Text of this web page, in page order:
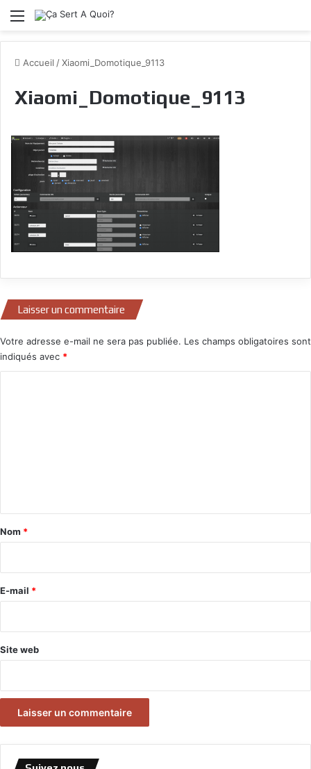
Menu
Accueil /Xiaomi_Domotique_9113
Xiaomi_Domotique_9113
Laisser un commentaire
Votre adresse e-mail ne sera pas publiée. Les champs obligatoires sont
indiqués avec *
a
e
Nom *
E-mail *
Site web